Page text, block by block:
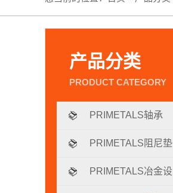
产品分类
PRIMETALS轴承
PRIMETALS阻尼垫
片
PRIMETALS冶金设